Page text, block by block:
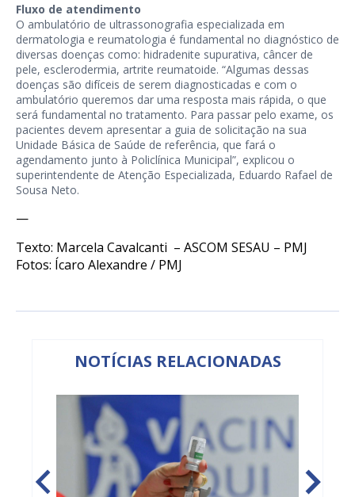
Fluxo de atendimento
O ambulatório de ultrassonografia especializada em
dermatologia e reumatologia é fundamental no diagnóstico de
diversas doenças como: hidradenite supurativa, câncer de
pele, esclerodermia, artrite reumatoide. “Algumas dessas
doenças são difíceis de serem diagnosticadas e com o
ambulatório queremos dar uma resposta mais rápida, o que
será fundamental no tratamento. Para passar pelo exame, os
pacientes devem apresentar a guia de solicitação na sua
Unidade Básica de Saúde de referência, que fará o
agendamento junto à Policlínica Municipal”, explicou o
superintendente de Atenção Especializada, Eduardo Rafael de
Sousa Neto.
—
Texto: Marcela Cavalcanti – ASCOM SESAU – PMJ
Fotos: Ícaro Alexandre / PMJ
NOTÍCIAS RELACIONADAS